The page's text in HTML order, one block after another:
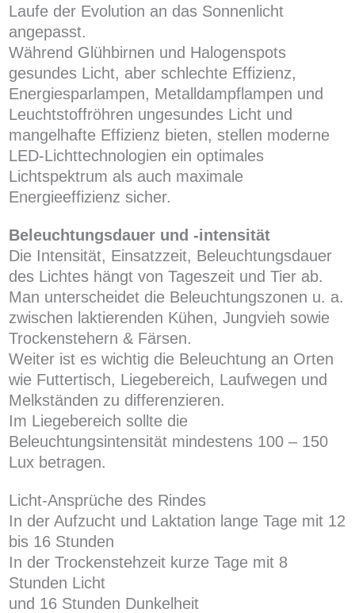
Laufe der Evolution an das Sonnenlicht
angepasst.
Während Glühbirnen und Halogenspots
gesundes Licht, aber schlechte Effizienz,
Energiesparlampen, Metalldampflampen und
Leuchtstoffröhren ungesundes Licht und
mangelhafte Effizienz bieten, stellen moderne
LED-Lichttechnologien ein optimales
Lichtspektrum als auch maximale
Energieeffizienz sicher.
Beleuchtungsdauer und -intensität
Die Intensität, Einsatzzeit, Beleuchtungsdauer
des Lichtes hängt von Tageszeit und Tier ab.
Man unterscheidet die Beleuchtungszonen u. a.
zwischen laktierenden Kühen, Jungvieh sowie
Trockenstehern & Färsen.
Weiter ist es wichtig die Beleuchtung an Orten
wie Futtertisch, Liegebereich, Laufwegen und
Melkständen zu differenzieren.
Im Liegebereich sollte die
Beleuchtungsintensität mindestens 100 – 150
Lux betragen.
Licht-Ansprüche des Rindes
In der Aufzucht und Laktation lange Tage mit 12
bis 16 Stunden
In der Trockenstehzeit kurze Tage mit 8
Stunden Licht
und 16 Stunden Dunkelheit